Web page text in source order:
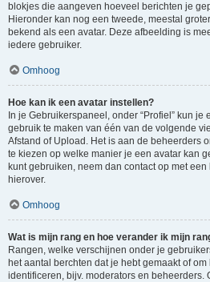
blokjes die aangeven hoeveel berichten je
Hieronder kan nog een tweede, meestal
bekend als een avatar. Deze afbeelding is
iedere gebruiker.
Omhoog
Hoe kan ik een avatar instellen?
In je Gebruikerspaneel, onder “Profiel” kun
gebruik te maken van één van de volgende
Afstand of Upload. Het is aan de beheerders
te kiezen op welke manier je een avatar kan
kunt gebruiken, neem dan contact op met
hierover.
Omhoog
Wat is mijn rang en hoe verander ik mijn
Rangen, welke verschijnen onder je
het aantal berchten dat je hebt gemaakt of
identificeren, bijv. moderators en beheerders.